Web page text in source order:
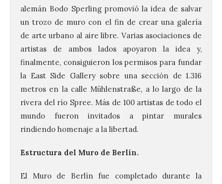
alemán Bodo Sperling promovió la idea de salvar
un trozo de muro con el fin de crear una galería
de arte urbano al aire libre. Varias asociaciones de
artistas de ambos lados apoyaron la idea y,
finalmente, consiguieron los permisos para fundar
la East Side Gallery sobre una sección de 1.316
metros en la calle Mühlenstraße, a lo largo de la
rivera del río Spree. Más de 100 artistas de todo el
mundo fueron invitados a pintar murales
rindiendo homenaje a la libertad.
Estructura del Muro de Berlín.
El Muro de Berlín fue completado durante la